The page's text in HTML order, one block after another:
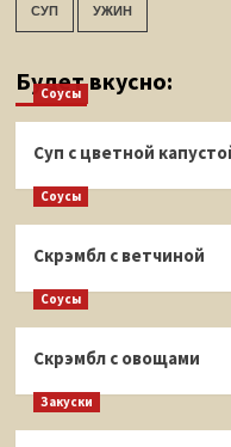
СУП УЖИН
Будет вкусно:
Соусы
Суп с цветной
Соусы
Скрэмбл с ветчиной
Соусы
Скрэмбл с овощами
Закуски